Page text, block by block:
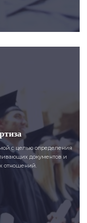
с целью определения
документов и
отношений.